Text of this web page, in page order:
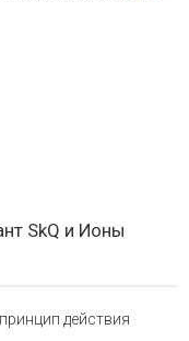
SkQ и Ионы
действия